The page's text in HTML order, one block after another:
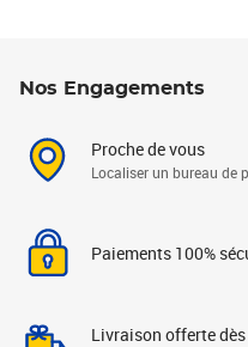
Nos Engagements
Proche de vous
Localiser un bureau de
Paiements 100%
Livraison offerte